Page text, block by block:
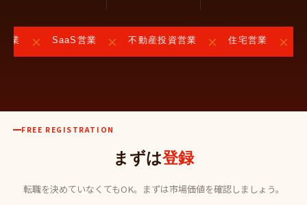
業 × SaaS営業 × 不動産投資営業 × 住宅営業 ×
FREE REGISTRATION
まずは登録
転職を決めていなくてもOK。まずは市場価値を確認しましょう。